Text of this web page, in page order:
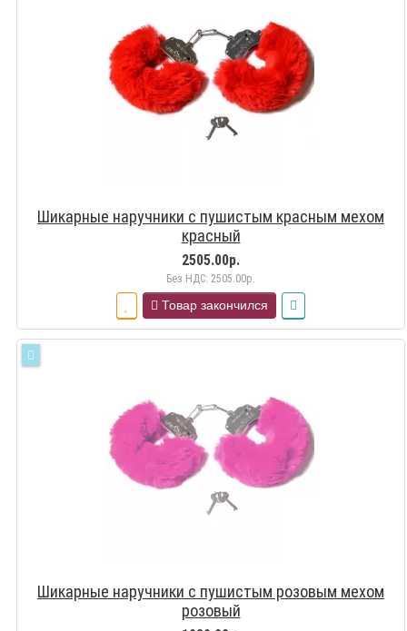
Шикарные наручники с пушистым красным мехом
красный
2505.00р.
Без НДС: 2505.00р.
Товар закончился
Шикарные наручники с пушистым розовым мехом
розовый